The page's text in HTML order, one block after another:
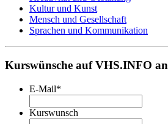
Kultur und Kunst
Mensch und Gesellschaft
Sprachen und Kommunikation
Kurswünsche auf VHS.INFO
E-Mail*
Kurswunsch